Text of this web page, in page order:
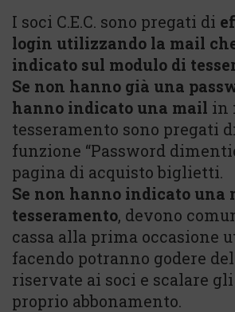
I soci C.E.C. sono pregati di
login utilizzando la mail
indicato sul modulo di
Se non hanno già una
hanno indicato una mail in
tesseramento sono pregati
funzione “Password
pagina di acquisto biglietti.
Se non hanno indicato una
tesseramento, devono
cassa alla prima occasione
facendo potranno godere
riservate ai soci e scalare
proprio abbonamento.